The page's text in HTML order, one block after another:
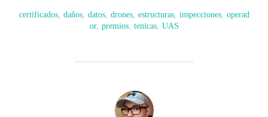
certificados, daños, datos, drones, estructuras, inspecciones, operad
or, premios, tenicas, UAS
AUTOR DE LA PUBLICACIÓN